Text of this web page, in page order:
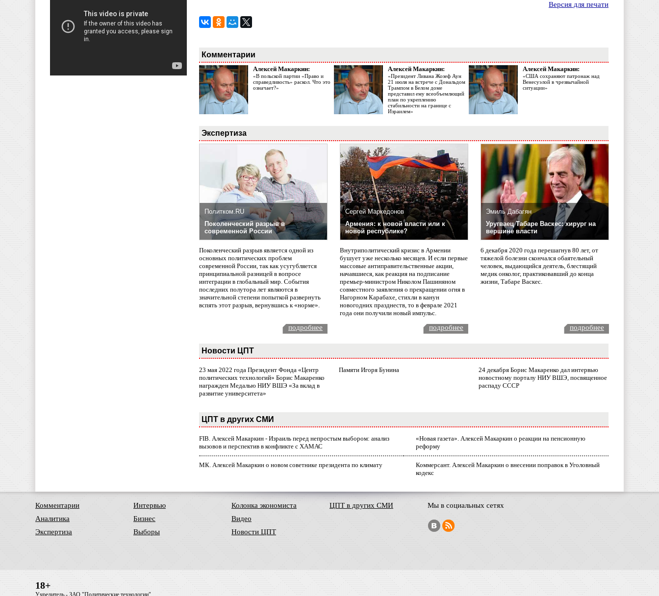
Версия для печати
Комментарии
Алексей Макаркин:
«В польской партии «Право и
справедливость» раскол. Что это
означает?»
Алексей Макаркин:
«Президент Ливана Жозеф Аун
21 июля на встрече с Дональдом
Трампом в Белом доме
представил ему всеобъемлющий
план по укреплению
стабильности на границе с
Израилем»
Алексей Макаркин:
«США сохраняют патронаж над
Венесуэлой в чрезвычайной
ситуации»
Экспертиза
Политком.RU
Поколенческий разрыв в
современной России
Поколенческий разрыв является одной из
основных политических проблем
современной России, так как усугубляется
принципиальной разницей в вопросе
интеграции в глобальный мир. События
последних полутора лет являются в
значительной степени попыткой развернуть
вспять этот разрыв, вернувшись к «норме».
Сергей Маркедонов
Армения: к новой власти или к
новой республике?
Внутриполитический кризис в Армении
бушует уже несколько месяцев. И если первые
массовые антиправительственные акции,
начавшиеся, как реакция на подписание
премьер-министром Николом Пашиняном
совместного заявления о прекращении огня в
Нагорном Карабахе, стихли в канун
новогодних празднеств, то в феврале 2021
года они получили новый импульс.
Эмиль Дабагян
Уругваец Табаре Васкес: хирург на
вершине власти
6 декабря 2020 года перешагнув 80 лет, от
тяжелой болезни скончался обаятельный
человек, выдающийся деятель, блестящий
медик онколог, практиковавший до конца
жизни, Табаре Васкес.
подробнее подробнее подробнее
Новости ЦПТ
23 мая 2022 года Президент Фонда «Центр
политических технологий» Борис Макаренко
награжден Медалью НИУ ВШЭ «За вклад в
развитие университета»
Памяти Игоря Бунина
24 декабря Борис Макаренко дал интервью
новостному порталу НИУ ВШЭ, посвященное
распаду СССР
ЦПТ в других СМИ
FIB. Алексей Макаркин - Израиль перед непростым выбором: анализ
вызовов и перспектив в конфликте с ХАМАС
«Новая газета». Алексей Макаркин о реакции на пенсионную
реформу
МК. Алексей Макаркин о новом советнике президента по климату
Коммерсант. Алексей Макаркин о внесении поправок в Уголовный
кодекс
Комментарии
Аналитика
Экспертиза
Интервью
Бизнес
Выборы
Колонка экономиста
Видео
Новости ЦПТ
ЦПТ в других СМИ Мы в социальных сетях
18+
Учредитель - ЗАО "Политические технологии"